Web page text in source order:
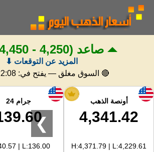
الرئيسية
سعر الذهب
اسعار الفضه
حاسبة الذهب
لمشرفي المواقع
صاعد (4,250 - 4,450 USD)
المزيد عن التوقعات ⬇
🔴 السوق مغلق — يفتح في:
أونصة الذهب
4,341.42
H:4,371.79 | L:4,229.61
جرام 24
| L:136.00
❯